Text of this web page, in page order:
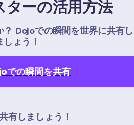
ターの活用方法
Dojoでの瞬間を世界に共有
ょう！
での瞬間を共有
有しましょう！